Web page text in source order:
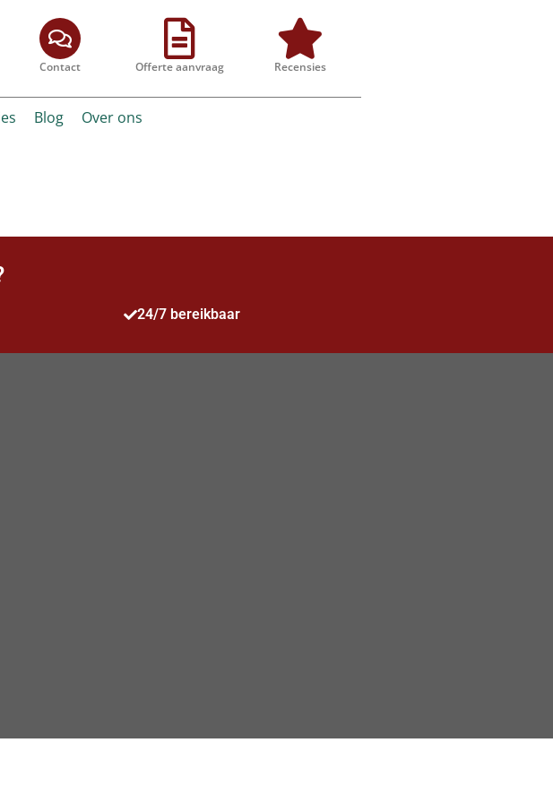
Contact Offerte aanvraag Recensies
Blog Over ons
24/7 bereikbaar